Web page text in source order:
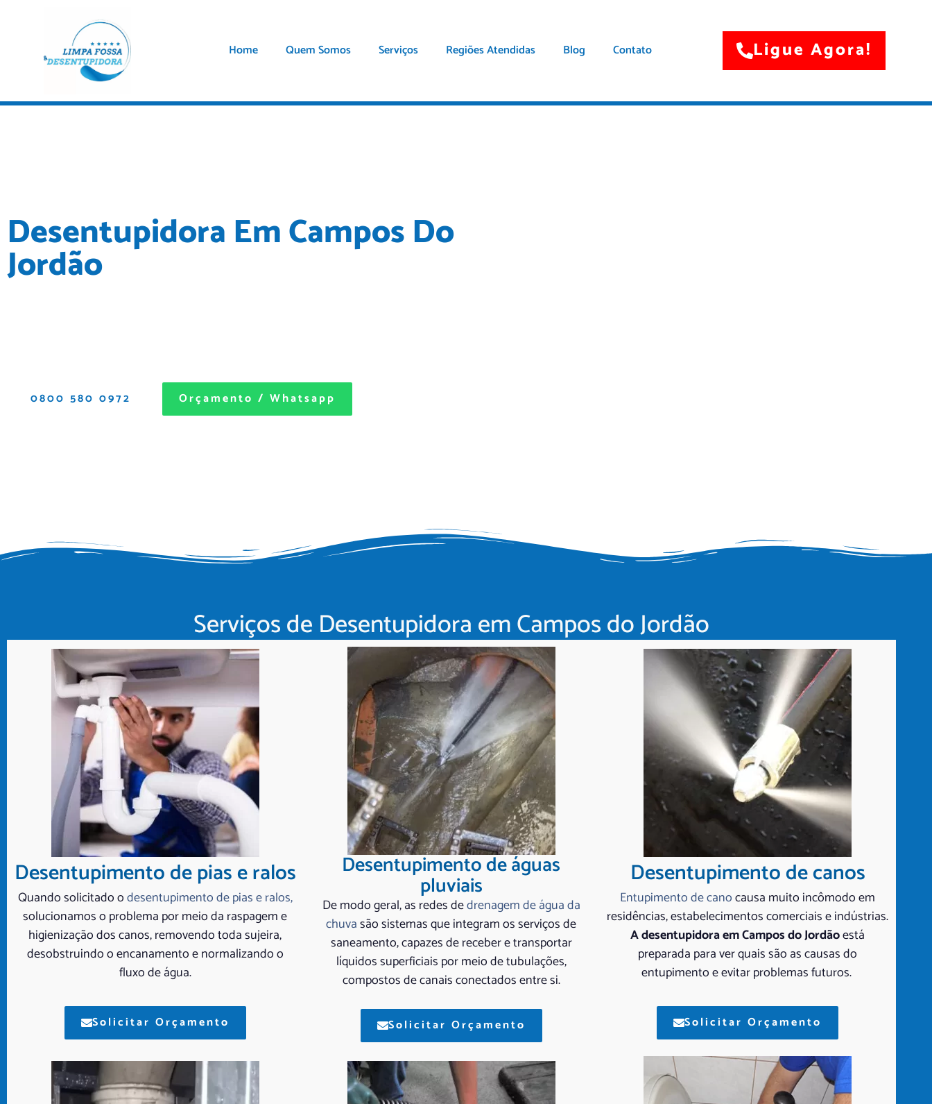
Home Quem Somos Serviços Regiões Atendidas Blog Contato Ligue Agora!
Desentupidora Em Campos Do
Jordão
0800 580 0972 Orçamento / Whatsapp
Serviços de Desentupidora em Campos do Jordão
Desentupimento de pias e ralos
Quando solicitado odesentupimento de pias e ralos,
solucionamos o problema por meio da raspagem e
higienização dos canos, removendo toda sujeira,
desobstruindo o encanamento e normalizando o
fluxo de água.
Solicitar Orçamento
Desentupimento de águas
pluviais
De modo geral, as redes dedrenagem de água da
chuvasão sistemas que integram os serviços de
saneamento, capazes de receber e transportar
líquidos superficiais por meio de tubulações,
compostos de canais conectados entre si.
Solicitar Orçamento
Desentupimento de canos
Entupimento de canocausa muito incômodo em
residências, estabelecimentos comerciais e indústrias.
A desentupidora em Campos do Jordãoestá
preparada para ver quais são as causas do
entupimento e evitar problemas futuros.
Solicitar Orçamento